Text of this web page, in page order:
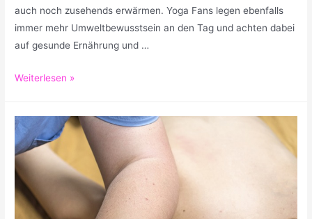
auch noch zusehends erwärmen. Yoga Fans legen ebenfalls
immer mehr Umweltbewusstsein an den Tag und achten dabei
auf gesunde Ernährung und …
Nachhaltige
Weiterlesen »